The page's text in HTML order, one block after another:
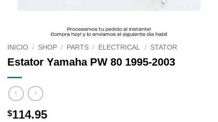
INICIO / SHOP / PARTS / ELECTRICAL / STATOR
Estator Yamaha PW 80 1995-2003
$114.95